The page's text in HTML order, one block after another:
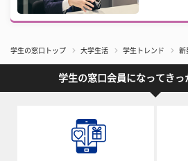
学生の窓口トップ 大学生活 学生トレンド 新
学生の窓口会員になってきっ